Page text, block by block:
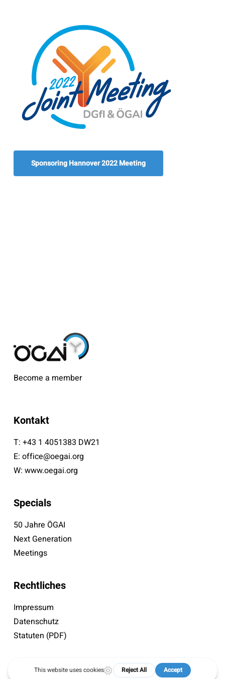
Sponsoring Hannover 2022 Meeting
Become a member
Kontakt
T: +43 1 4051383 DW21
E: office@oegai.org
W: www.oegai.org
Specials
50 Jahre ÖGAI
Next Generation
Meetings
Rechtliches
Impressum
Datenschutz
Statuten (PDF)